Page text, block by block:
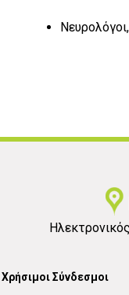
Χρήσιμοι Σύνδεσμοι